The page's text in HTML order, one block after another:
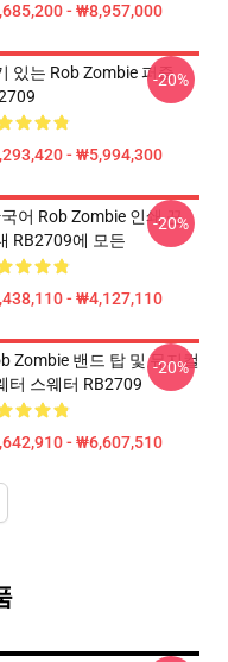
- ₩8,957,000
있는 Rob Zombie 퍼즐
- ₩5,994,300
-20%
어 Rob Zombie 인쇄 끈
RB2709에 모든
- ₩4,127,110
-20%
Zombie 밴드 탑 및 뮤지컬
터 스웨터 RB2709
- ₩6,607,510
-20%